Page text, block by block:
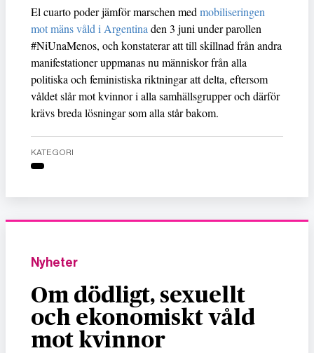
El cuarto poder jämför marschen med mobiliseringen
mot mäns våld i Argentina den 3 juni under parollen
#NiUnaMenos, och konstaterar att till skillnad från andra
manifestationer uppmanas nu människor från alla
politiska och feministiska riktningar att delta, eftersom
våldet slår mot kvinnor i alla samhällsgrupper och därför
krävs breda lösningar som alla står bakom.
KATEGORI
Nyheter
Om dödligt, sexuellt
och ekonomiskt våld
mot kvinnor